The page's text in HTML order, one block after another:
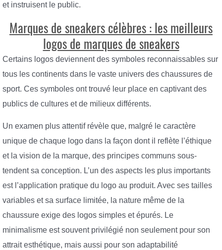
et instruisent le public.
Marques de sneakers célèbres : les meilleurs
logos de marques de sneakers
Certains logos deviennent des symboles reconnaissables sur
tous les continents dans le vaste univers des chaussures de
sport. Ces symboles ont trouvé leur place en captivant des
publics de cultures et de milieux différents.
Un examen plus attentif révèle que, malgré le caractère
unique de chaque logo dans la façon dont il reflète l’éthique
et la vision de la marque, des principes communs sous-
tendent sa conception. L’un des aspects les plus importants
est l’application pratique du logo au produit. Avec ses tailles
variables et sa surface limitée, la nature même de la
chaussure exige des logos simples et épurés. Le
minimalisme est souvent privilégié non seulement pour son
attrait esthétique, mais aussi pour son adaptabilité